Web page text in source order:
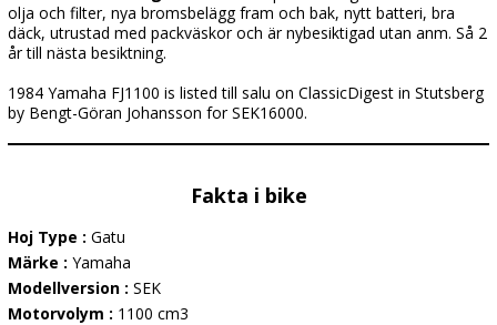
olja och filter, nya bromsbelägg fram och bak, nytt batteri, bra
däck, utrustad med packväskor och är nybesiktigad utan anm. Så 2
år till nästa besiktning.
1984 Yamaha FJ1100 is listed till salu on ClassicDigest in Stutsberg
by Bengt-Göran Johansson for SEK16000.
Fakta i bike
Hoj Type : Gatu
Märke : Yamaha
Modellversion : SEK
Motorvolym : 1100 cm3